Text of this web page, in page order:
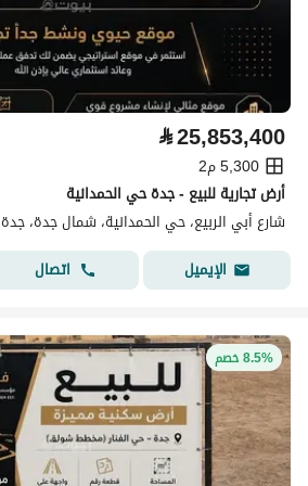
⃁25,853,400
5,300 م2
أرض تجارية للبيع - جدة حي الحمدانية
شارع أبي الربيع، حي الحمدانية، شمال جدة، جدة
الإيميل
اتصال
8.5% خصم